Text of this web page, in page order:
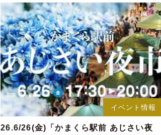
イベント情報
26.6/26(金)「かまくら駅前 あじさい夜